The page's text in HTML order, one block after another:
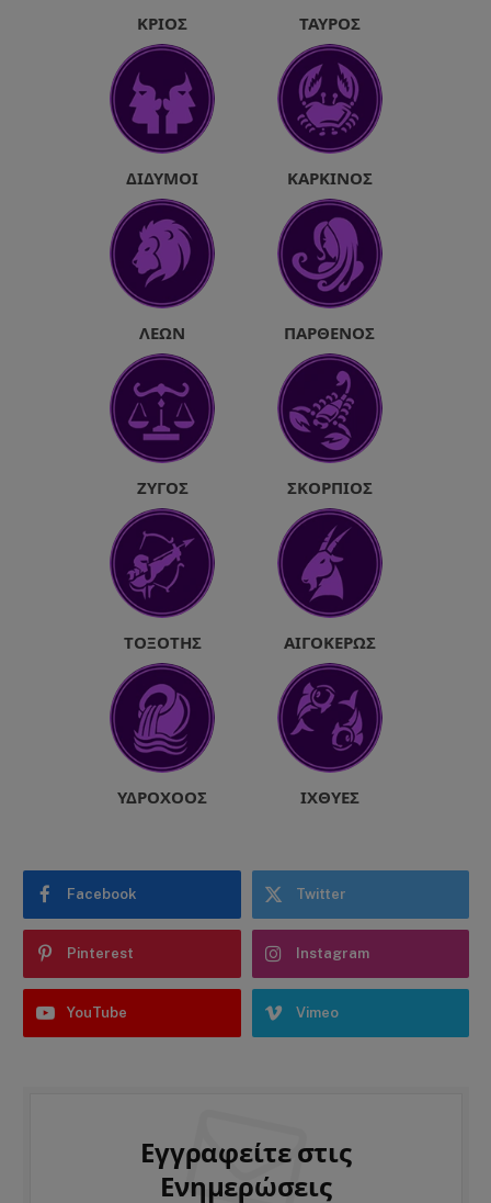
ΚΡΙΌΣ ΤΑΎΡΟΣ
ΔΊΔΥΜΟΙ ΚΑΡΚΊΝΟΣ
ΛΈΩΝ ΠΑΡΘΈΝΟΣ
ΖΥΓΌΣ ΣΚΟΡΠΙΌΣ
ΤΟΞΌΤΗΣ ΑΙΓΌΚΕΡΩΣ
ΥΔΡΟΧΌΟΣ ΙΧΘΎΕΣ
Facebook Twitter
Pinterest Instagram
YouTube Vimeo
Εγγραφείτε στις
Ενημερώσεις